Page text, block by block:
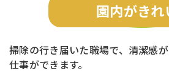
園内がきれ
掃除の行き届いた職場で、清潔感
仕事ができます。